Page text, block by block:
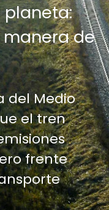
planeta:
de
del Medio
el tren
frente